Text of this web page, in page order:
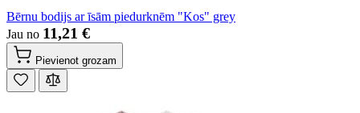
Bērnu bodijs ar īsām piedurknēm "Kos" grey
Jau no 11,21 €
Pievienot grozam